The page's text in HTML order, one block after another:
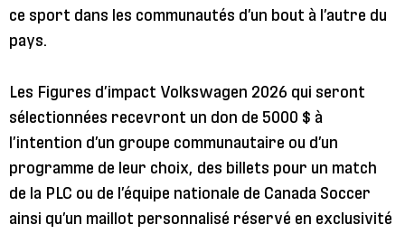
ce sport dans les communautés d’un bout à l’autre du
pays.
Les Figures d’impact Volkswagen 2026 qui seront
sélectionnées recevront un don de 5000 $ à
l’intention d’un groupe communautaire ou d’un
programme de leur choix, des billets pour un match
de la PLC ou de l’équipe nationale de Canada Soccer
ainsi qu’un maillot personnalisé réservé en exclusivité